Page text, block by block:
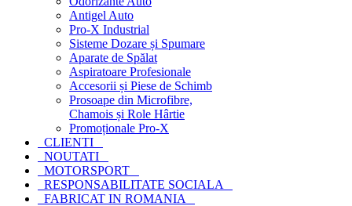
Antigel Auto
Pro-X Industrial
Sisteme Dozare și Spumare
Aparate de Spălat
Aspiratoare Profesionale
Accesorii și Piese de Schimb
Prosoape din Microfibre,
Chamois și Role Hârtie
Promoționale Pro-X
CLIENTI
NOUTATI
MOTORSPORT
RESPONSABILITATE SOCIALA
FABRICAT IN ROMANIA